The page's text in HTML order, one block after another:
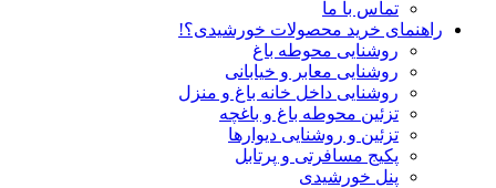
تماس با ما
راهنمای خرید محصولات خورشیدی؟!
روشنایی محوطه باغ
روشنایی معابر و خیابانی
روشنایی داخل خانه باغ و منزل
تزئین محوطه باغ و باغچه
تزئین و روشنایی دیوارها
پکیج مسافرتی و پرتابل
پنل خورشیدی